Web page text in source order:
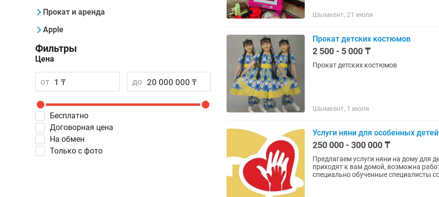
Прокат и аренда
Apple
Фильтры
Цена
от до
Бесплатно
Договорная цена
На обмен
Только с фото
Шымкент, 21 июля
Прокат детских костюмов
2 500 - 5 000 ₸
Прокат детских костюмов
Шымкент, 1 июля
Услуги няни для особенных детей
250 000 - 300 000 ₸
Предлагаем услуги няни на дому для
приходят к вам домой, возможна работа с
специально обученные специалисты